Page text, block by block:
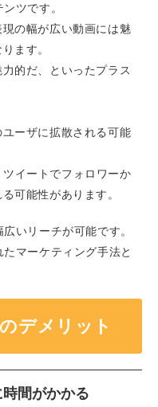
ツです。
の幅が広い動画には魅
ます。
的だ、といったプラス
ーザに拡散される可能
イートでフォロワーか
可能性があります。
いリーチが可能です。
マーケティング手法と
デメリット
間がかかる